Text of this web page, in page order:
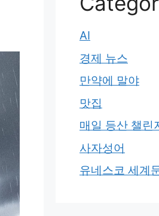
AI
경제 뉴스
만약에 말야
맛집
매일 등산 챌린
사자성어
유네스코 세계